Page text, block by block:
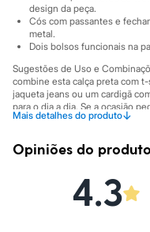
Moda íntima
Calcinhas
Cintas e Modeladores
Meias
Pijamas
Sutiãs e Tops
Moda praia
Biquínis
Maiôs
Personagens
Blusas e Camisetas
Casacos e Jaquetas
design da peça.
Cós com passantes e
metal.
Dois bolsos funcionais na
Sugestões de Uso e
combine esta calça preta com
jaqueta jeans ou um cardigã
para o dia a dia. Se a ocasião
tecido fluido, blazers e sapatos
A gente se encontra na C&A! ❤
A Modelo veste
Altura: 169cm / Busto:
Mais detalhes do produto↓
Opiniões do produto
4.3